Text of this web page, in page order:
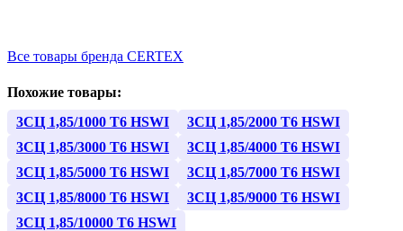
Все товары бренда CERTEX
Похожие товары:
3СЦ 1,85/1000 Т6 HSWI
3СЦ 1,85/2000 Т6 HSWI
3СЦ 1,85/3000 Т6 HSWI
3СЦ 1,85/4000 Т6 HSWI
3СЦ 1,85/5000 Т6 HSWI
3СЦ 1,85/7000 Т6 HSWI
3СЦ 1,85/8000 Т6 HSWI
3СЦ 1,85/9000 Т6 HSWI
3СЦ 1,85/10000 Т6 HSWI